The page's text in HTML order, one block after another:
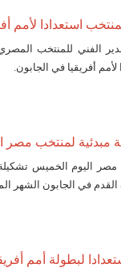
استعدادا لأمم
الفني للمنتخب المصري
لأمم أفريقيا في الجابون.
القدم في الجابون الشهر